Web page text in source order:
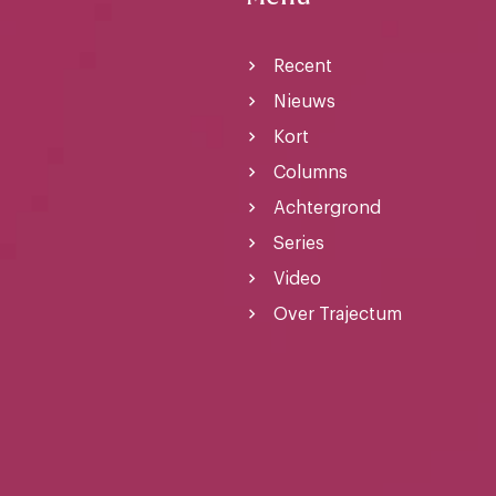
Recent
Nieuws
Kort
Columns
Achtergrond
Series
Video
Over Trajectum